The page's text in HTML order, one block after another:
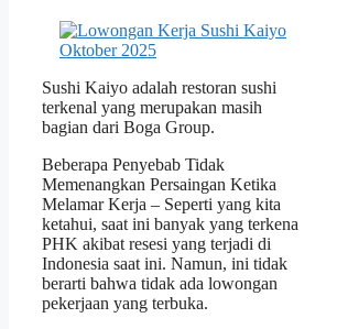
Sushi Kaiyo adalah restoran sushi
terkenal yang merupakan masih
bagian dari Boga Group.
Beberapa Penyebab Tidak
Memenangkan Persaingan Ketika
Melamar Kerja – Seperti yang kita
ketahui, saat ini banyak yang terkena
PHK akibat resesi yang terjadi di
Indonesia saat ini. Namun, ini tidak
berarti bahwa tidak ada lowongan
pekerjaan yang terbuka.